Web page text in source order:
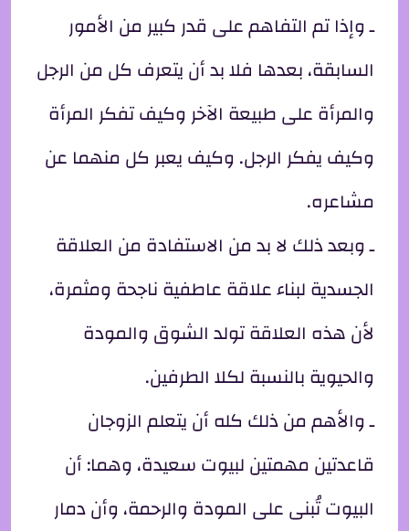
ـ وإذا تم التفاهم على قدر كبير من الأمور
السابقة، بعدها فلا بد أن يتعرف كل من الرجل
والمرأة على طبيعة الآخر وكيف تفكر المرأة
وكيف يفكر الرجل. وكيف يعبر كل منهما عن
مشاعره.
ـ وبعد ذلك لا بد من الاستفادة من العلاقة
الجسدية لبناء علاقة عاطفية ناجحة ومثمرة،
لأن هذه العلاقة تولد الشوق والمودة
والحيوية بالنسبة لكلا الطرفين.
ـ والأهم من ذلك كله أن يتعلم الزوجان
قاعدتين مهمتين لبيوت سعيدة، وهما: أن
البيوت تُبنى على المودة والرحمة، وأن دمار